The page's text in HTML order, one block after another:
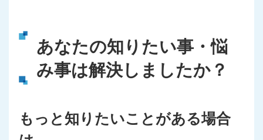
あなたの知りたい事・悩
み事は解決しましたか？
もっと知りたいことがある場合